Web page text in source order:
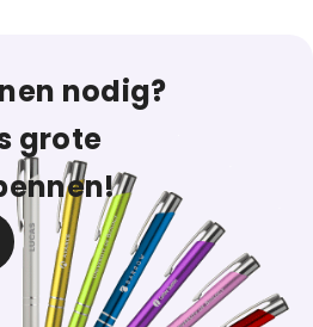
nodig?
grote